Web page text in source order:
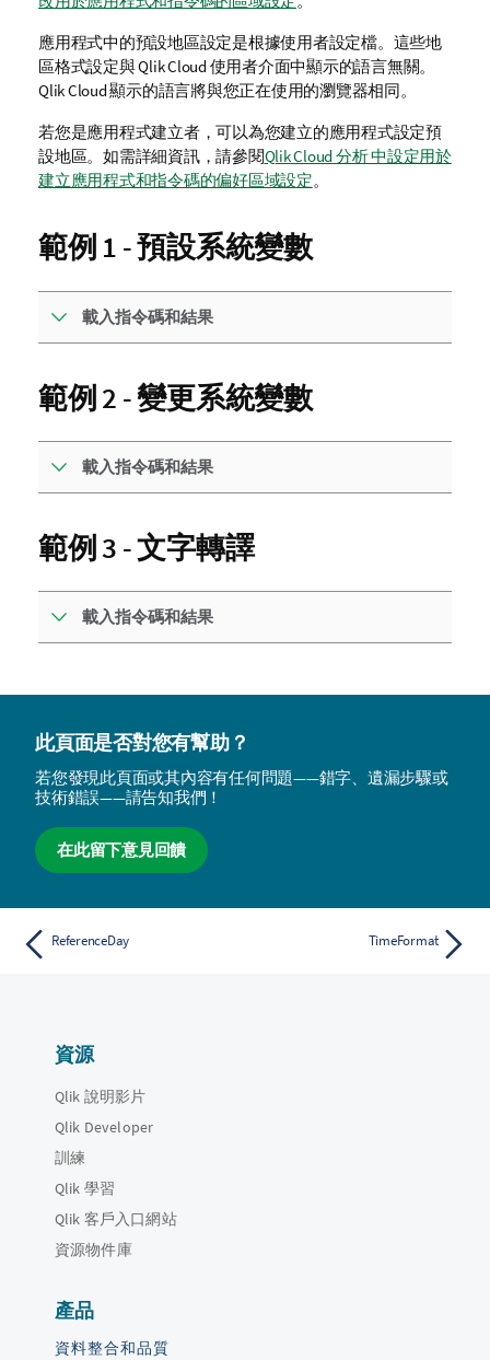
應用程式中的預設地區設定是根據使用者設定檔。這些地
區格式設定與Qlik Cloud 使用者介面中顯示的語言無關。
Qlik Cloud顯示的語言將與您正在使用的瀏覽器相同。
若您是應用程式建立者，可以為您建立的應用程式設定預
設地區。如需詳細資訊，請參閱Qlik Cloud 分析 中設定用於
建立應用程式和指令碼的偏好區域設定。
範例 1 - 預設系統變數
載入指令碼和結果
範例 2 - 變更系統變數
載入指令碼和結果
範例 3 - 文字轉譯
載入指令碼和結果
此頁面是否對您有幫助？
若您發現此頁面或其內容有任何問題——錯字、遺漏步驟或
技術錯誤——請告知我們！
在此留下意見回饋
ReferenceDay TimeFormat
資源
Qlik 說明影片
Qlik Developer
訓練
Qlik 學習
Qlik 客戶入口網站
資源物件庫
產品
資料整合和品質